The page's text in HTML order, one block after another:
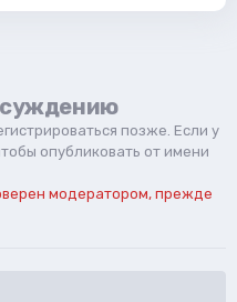
позже. Если у
опубликовать от имени
модератором, прежде